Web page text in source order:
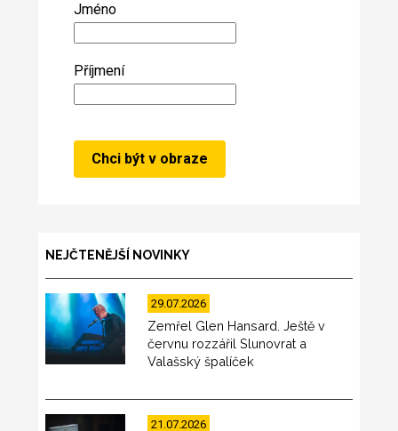
Jméno
Příjmení
NEJČTENĚJŠÍ NOVINKY
29.07.2026
Zemřel Glen Hansard. Ještě v
červnu rozzářil Slunovrat a
Valašský špalíček
21.07.2026